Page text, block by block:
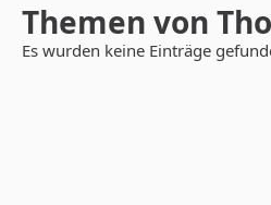
Themen von
Es wurden keine Einträge